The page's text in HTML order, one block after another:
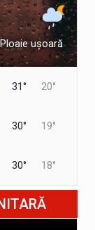
Ploaie ușoară
31° 20°
30° 19°
30° 18°
35° 21°